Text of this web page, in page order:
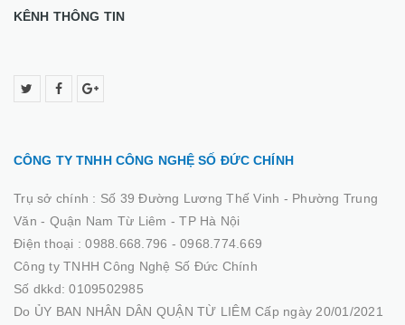
KÊNH THÔNG TIN
CÔNG TY TNHH CÔNG NGHỆ SỐ ĐỨC CHÍNH
Trụ sở chính : Số 39 Đường Lương Thế Vinh - Phường Trung
Văn - Quận Nam Từ Liêm - TP Hà Nội
Điện thoại :0988.668.796 - 0968.774.669
Công ty TNHH Công Nghệ Số Đức Chính
Số dkkd: 0109502985
Do ỦY BAN NHÂN DÂN QUẬN TỪ LIÊM Cấp ngày 20/01/2021